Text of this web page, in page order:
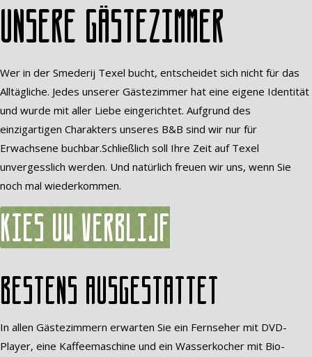
Unsere Gästezimmer
Wer in der Smederij Texel bucht, entscheidet sich nicht für das
Alltägliche. Jedes unserer Gästezimmer hat eine eigene Identität
und wurde mit aller Liebe eingerichtet. Aufgrund des
einzigartigen Charakters unseres B&B sind wir nur für
Erwachsene buchbar.Schließlich soll Ihre Zeit auf Texel
unvergesslich werden. Und natürlich freuen wir uns, wenn Sie
noch mal wiederkommen.
Kies uw verblijf
Bestens ausgestattet
In allen Gästezimmern erwarten Sie ein Fernseher mit DVD-
Player, eine Kaffeemaschine und ein Wasserkocher mit Bio-